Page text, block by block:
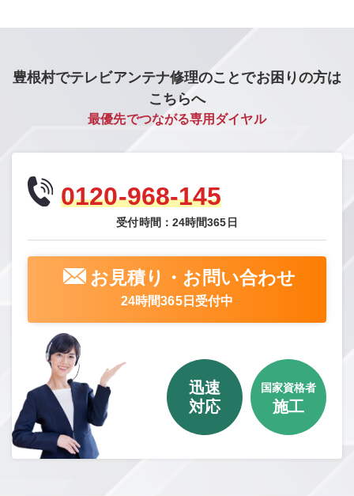
豊根村でテレビアンテナ修理のことでお困りの方は
こちらへ
最優先でつながる専用ダイヤル
0120-968-145
受付時間：24時間365日
お見積り・お問い合わせ
24時間365日受付中
迅速
対応
国家資格者
施工